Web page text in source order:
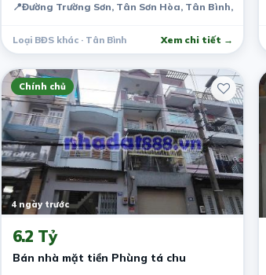
📍Đường Trường Sơn, Tân Sơn Hòa, Tân Bình, TPHCM
Loại BĐS khác · Tân Bình Xem chi tiết →
Chính chủ
4 ngày trước
6.2 Tỷ
Bán nhà mặt tiền Phùng tá chu